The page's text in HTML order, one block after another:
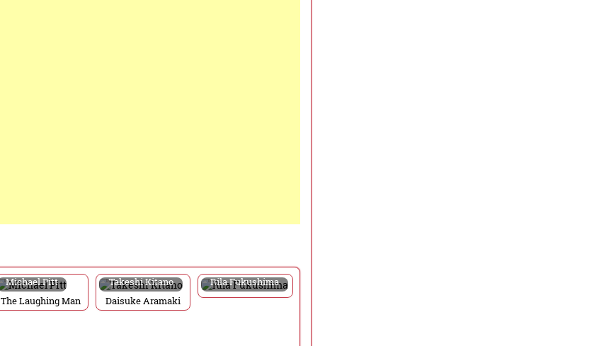
Michael Pitt
The Laughing Man
Takeshi Kitano
Daisuke Aramaki
Rila Fukushima